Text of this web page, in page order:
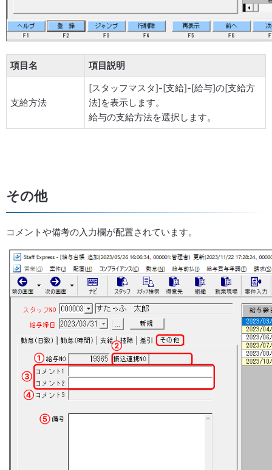
項目名 項目説明
支給方法
[スタッフマスタ]-[支給]-[給与]の[支給方
法]を表示します。
給与の支給方法を選択します。
その他
コメントや備考の入力欄が配置されています。